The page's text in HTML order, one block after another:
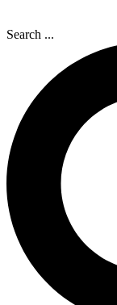
Search ...